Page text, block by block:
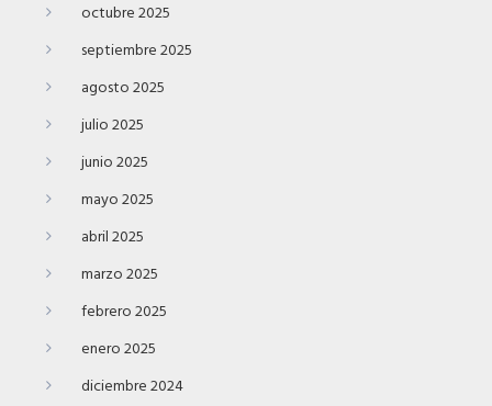
octubre 2025
septiembre 2025
agosto 2025
julio 2025
junio 2025
mayo 2025
abril 2025
marzo 2025
febrero 2025
enero 2025
diciembre 2024